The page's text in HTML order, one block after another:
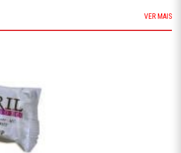
VER MAIS